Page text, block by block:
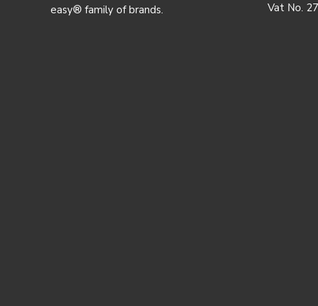
easy® family of brands.
Vat No.